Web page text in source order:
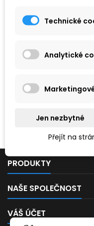
Prosím, zkuste zadat
PRODUKTY
NAŠE SPOLEČNOST
VÁŠ ÚČET
Technické
Analytické
Jen nezbytné
Přejít na